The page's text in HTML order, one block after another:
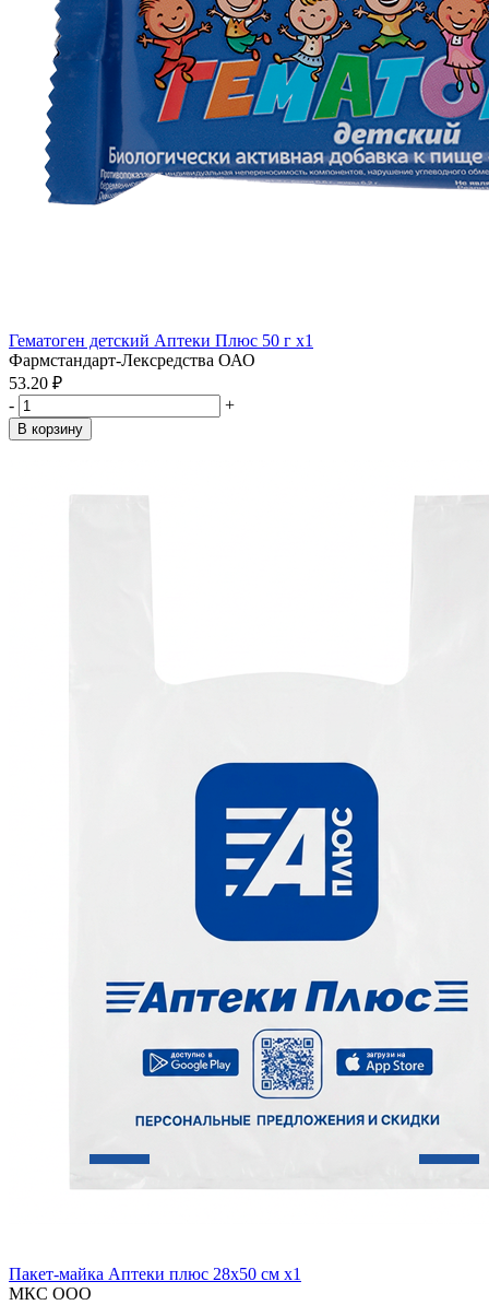
Гематоген детский Аптеки Плюс 50 г x1
Фармстандарт-Лексредства ОАО
53.20 ₽
-
+
В корзину
Пакет-майка Аптеки плюс 28х50 см x1
МКС ООО